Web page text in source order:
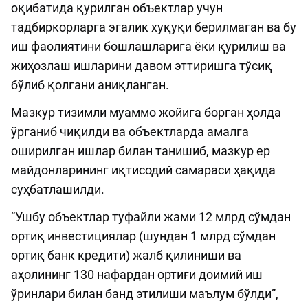
оқибатида қурилган объектлар учун
тадбиркорларга эгалик хуқуқи берилмаган ва бу
иш фаолиятини бошлашларига ёки қурилиш ва
жиҳозлаш ишларини давом эттиришга тўсиқ
бўлиб қолгани аниқланган.
Мазкур тизимли муаммо жойига борган ҳолда
ўрганиб чиқилди ва объектларда амалга
оширилган ишлар билан танишиб, мазкур ер
майдонларининг иқтисодий самараси ҳақида
суҳбатлашилди.
“Ушбу объектлар туфайли жами 12 млрд сўмдан
ортиқ инвестициялар (шундан 1 млрд сўмдан
ортиқ банк кредити) жалб қилиниши ва
аҳолининг 130 нафардан ортиғи доимий иш
ўринлари билан банд этилиши маълум бўлди”,